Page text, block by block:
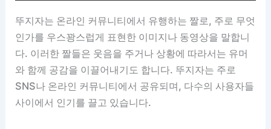
뚜지자는 온라인 커뮤니티에서 유행하는 짤로, 주로 무엇
인가를 우스꽝스럽게 표현한 이미지나 동영상을 말합니
다. 이러한 짤들은 웃음을 주거나 상황에 따라서는 유머
와 함께 공감을 이끌어내기도 합니다. 뚜지자는 주로
SNS나 온라인 커뮤니티에서 공유되며, 다수의 사용자들
사이에서 인기를 끌고 있습니다.